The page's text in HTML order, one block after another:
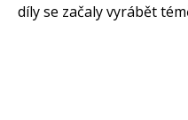
díly se začaly vyrábět tém